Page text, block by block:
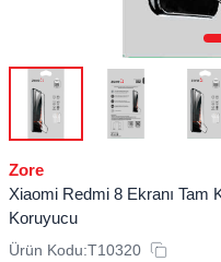
Zore
Xiaomi Redmi 8 Ekranı Tam
Koruyucu
Ürün Kodu:T10320